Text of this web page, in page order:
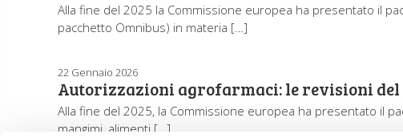
Alla fine del 2025 la Commissione europea ha presentato il
pacchetto Omnibus) in materia […]
22 Gennaio 2026
Autorizzazioni agrofarmaci: le revisioni del
Alla fine del 2025, la Commissione europea ha presentato il
mangimi, alimenti […]